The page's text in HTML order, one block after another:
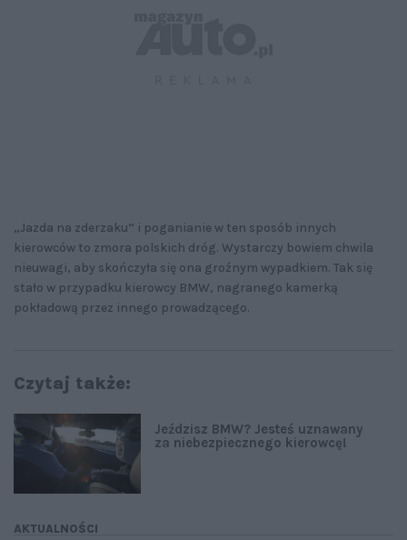
„Jazda na zderzaku” i poganianie w ten sposób innych
kierowców to zmora polskich dróg. Wystarczy bowiem chwila
nieuwagi, aby skończyła się ona groźnym wypadkiem. Tak się
stało w przypadku kierowcy BMW, nagranego kamerką
pokładową przez innego prowadzącego.
Czytaj także:
AKTUALNOŚCI
Jeździsz BMW? Jesteś uznawany
za niebezpiecznego kierowcę!